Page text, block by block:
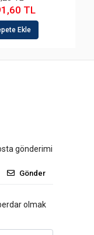
TL
Ekle
gönderimi
Gönder
olmak